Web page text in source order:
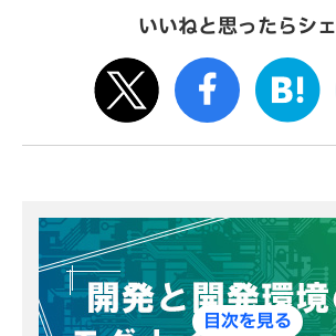
いいねと思ったらシ
目次を見る